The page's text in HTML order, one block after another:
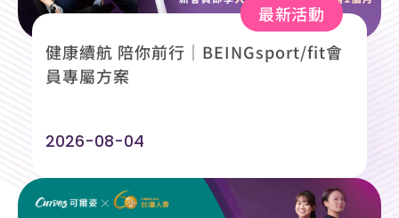
最新活動
健康續航 陪你前行｜BEINGsport/fit會
員專屬方案
2026-08-04